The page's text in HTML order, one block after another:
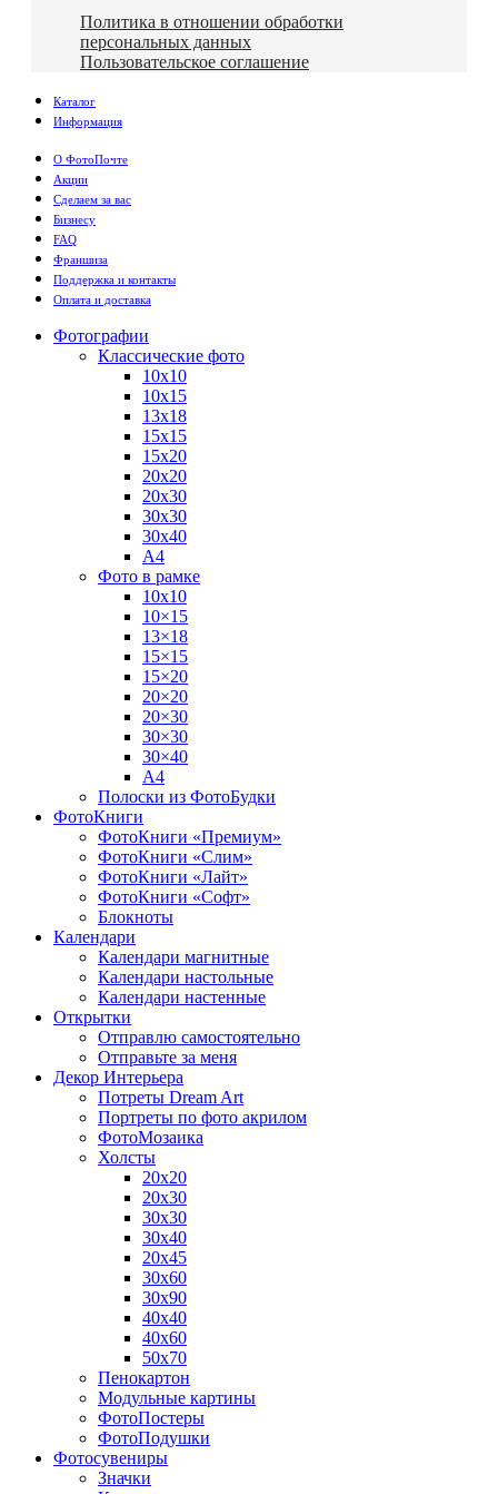
Политика в отношении обработки
персональных данных
Пользовательское соглашение
Каталог
Информация
О ФотоПочте
Акции
Сделаем за вас
Бизнесу
FAQ
Франшиза
Поддержка и контакты
Оплата и доставка
Фотографии
Классические фото
10х10
10х15
13х18
15х15
15х20
20х20
20х30
30х30
30х40
А4
Фото в рамке
10х10
10×15
13×18
15×15
15×20
20×20
20×30
30×30
30×40
A4
Полоски из ФотоБудки
ФотоКниги
ФотоКниги «Премиум»
ФотоКниги «Слим»
ФотоКниги «Лайт»
ФотоКниги «Софт»
Блокноты
Календари
Календари магнитные
Календари настольные
Календари настенные
Открытки
Отправлю самостоятельно
Отправьте за меня
Декор Интерьера
Потреты Dream Art
Портреты по фото акрилом
ФотоМозаика
Холсты
20х20
20х30
30х30
30х40
20х45
30х60
30х90
40х40
40х60
50х70
Пенокартон
Модульные картины
ФотоПостеры
ФотоПодушки
Фотоcувениры
Значки